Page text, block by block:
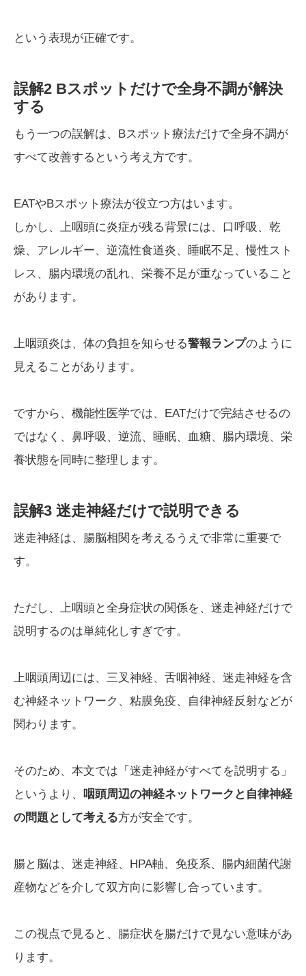
という表現が正確です。
誤解2 Bスポットだけで全身不調が解決
する
もう一つの誤解は、Bスポット療法だけで全身不調が
すべて改善するという考え方です。
EATやBスポット療法が役立つ方はいます。
しかし、上咽頭に炎症が残る背景には、口呼吸、乾
燥、アレルギー、逆流性食道炎、睡眠不足、慢性スト
レス、腸内環境の乱れ、栄養不足が重なっていること
があります。
上咽頭炎は、体の負担を知らせる警報ランプのように
見えることがあります。
ですから、機能性医学では、EATだけで完結させるの
ではなく、鼻呼吸、逆流、睡眠、血糖、腸内環境、栄
養状態を同時に整理します。
誤解3 迷走神経だけで説明できる
迷走神経は、腸脳相関を考えるうえで非常に重要で
す。
ただし、上咽頭と全身症状の関係を、迷走神経だけで
説明するのは単純化しすぎです。
上咽頭周辺には、三叉神経、舌咽神経、迷走神経を含
む神経ネットワーク、粘膜免疫、自律神経反射などが
関わります。
そのため、本文では「迷走神経がすべてを説明する」
というより、
咽頭周辺の神経ネットワークと自律神経
の問題として考える方が安全です。
腸と脳は、迷走神経、HPA軸、免疫系、腸内細菌代謝
産物などを介して双方向に影響し合っています。
この視点で見ると、腸症状を腸だけで見ない意味があ
ります。